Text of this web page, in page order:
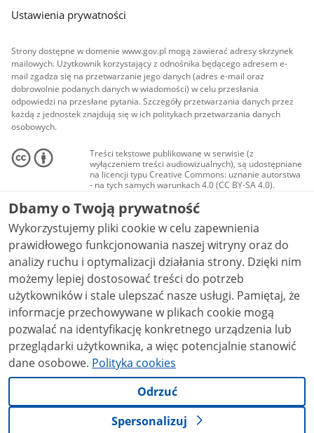
Ustawienia prywatności
Strony dostępne w domenie www.gov.pl mogą zawierać adresy skrzynek
mailowych. Użytkownik korzystający z odnośnika będącego adresem e-
mail zgadza się na przetwarzanie jego danych (adres e-mail oraz
dobrowolnie podanych danych w wiadomości) w celu przesłania
odpowiedzi na przesłane pytania. Szczegóły przetwarzania danych przez
każdą z jednostek znajdują się w ich politykach przetwarzania danych
osobowych.
Treści tekstowe publikowane w serwisie (z
wyłączeniem treści audiowizualnych), są udostępniane
na licencji typu Creative Commons: uznanie autorstwa
- na tych samych warunkach 4.0 (CC BY-SA 4.0).
Materiały audiowizualne, w tym zdjęcia, materiały
audio i wideo, są udostępniane na licencji typu
Creative Commons: uznanie autorstwa użycie
niekomercyjne - bez utworów zależnych 4.0 (CC BY-
NC-ND 4.0), o ile nie jest to stwierdzone inaczej.
Dbamy o Twoją prywatność
Wykorzystujemy pliki cookie w celu zapewnienia
prawidłowego funkcjonowania naszej witryny oraz do
analizy ruchu i optymalizacji działania strony. Dzięki nim
możemy lepiej dostosować treści do potrzeb
użytkowników i stale ulepszać nasze usługi. Pamiętaj, że
informacje przechowywane w plikach cookie mogą
pozwalać na identyfikację konkretnego urządzenia lub
przeglądarki użytkownika, a więc potencjalnie stanowić
dane osobowe. Polityka cookies
Odrzuć
Spersonalizuj